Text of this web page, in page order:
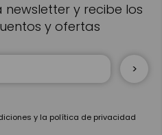
y recibe los
y ofertas
y la política de privacidad